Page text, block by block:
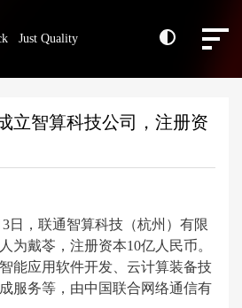
Just Quality
立智算科技公司，注册资
日，联通智算科技（杭州）有限
为戴苓，注册资本10亿人民币。
能应用软件开发、云计算装备技
服务等，由中国联合网络通信有